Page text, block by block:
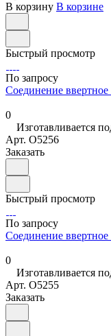
В корзину В корзине
Быстрый просмотр
По запросу
Соединение
0
Изготавливается
Арт. O5256
Заказать
Быстрый просмотр
По запросу
Соединение
0
Изготавливается
Арт. O5255
Заказать